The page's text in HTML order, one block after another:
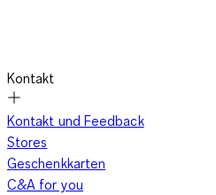
Kontakt
Kontakt und Feedback
Stores
Geschenkkarten
C&A for you